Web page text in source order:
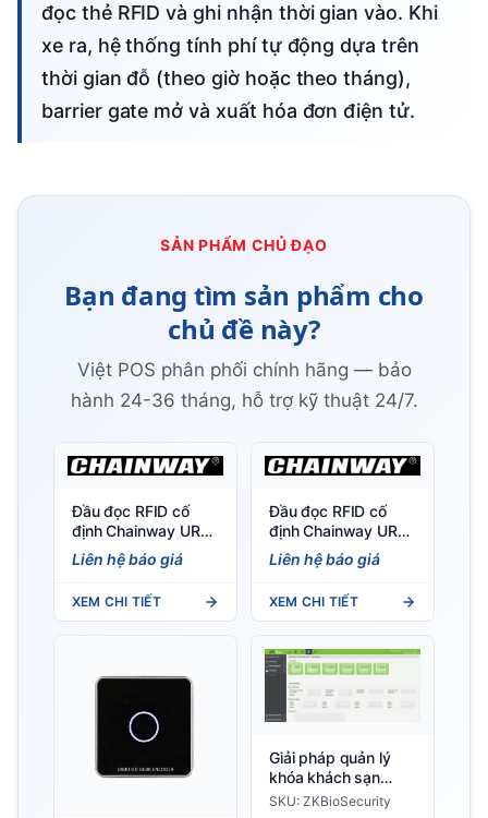
đọc thẻ RFID và ghi nhận thời gian vào. Khi
xe ra, hệ thống tính phí tự động dựa trên
thời gian đỗ (theo giờ hoặc theo tháng),
barrier gate mở và xuất hóa đơn điện tử.
SẢN PHẨM CHỦ ĐẠO
Bạn đang tìm sản phẩm cho
chủ đề này?
Việt POS phân phối chính hãng — bảo
hành 24-36 tháng, hỗ trợ kỹ thuật 24/7.
Đầu đọc RFID cố
định Chainway UR4
4 cổng, chip Impinj E
Series
Liên hệ báo giá
XEM CHI TIẾT
Đầu đọc RFID cố
định Chainway UR1A
– Tích hợp anten,
hiệu năng UHF vượt
Liên hệ báo giá
XEM CHI TIẾT
Giải pháp quản lý
khóa khách sạn
thông minh -
SKU: ZKBioSecurity